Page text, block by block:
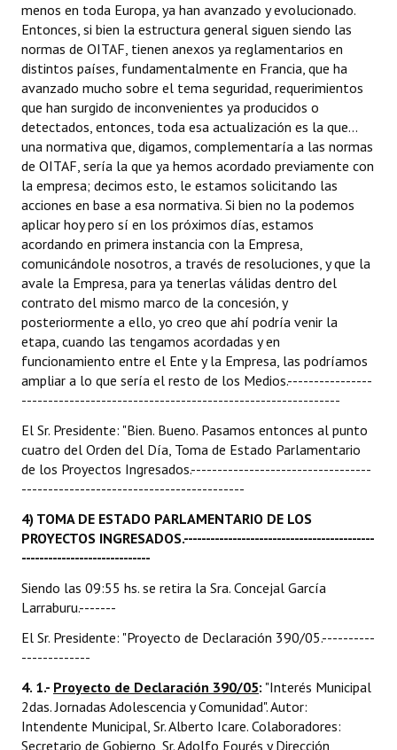
menos en toda Europa, ya han avanzado y evolucionado.
Entonces, si bien la estructura general siguen siendo las
normas de OITAF, tienen anexos ya reglamentarios en
distintos países, fundamentalmente en Francia, que ha
avanzado mucho sobre el tema seguridad, requerimientos
que han surgido de inconvenientes ya producidos o
detectados, entonces, toda esa actualización es la que...
una normativa que, digamos, complementaría a las normas
de OITAF, sería la que ya hemos acordado previamente con
la empresa; decimos esto, le estamos solicitando las
acciones en base a esa normativa. Si bien no la podemos
aplicar hoy pero sí en los próximos días, estamos
acordando en primera instancia con la Empresa,
comunicándole nosotros, a través de resoluciones, y que la
avale la Empresa, para ya tenerlas válidas dentro del
contrato del mismo marco de la concesión, y
posteriormente a ello, yo creo que ahí podría venir la
etapa, cuando las tengamos acordadas y en
funcionamiento entre el Ente y la Empresa, las podríamos
ampliar a lo que sería el resto de los Medios.----------------
------------------------------------------------------------
El Sr. Presidente: "Bien. Bueno. Pasamos entonces al punto
cuatro del Orden del Día, Toma de Estado Parlamentario
de los Proyectos Ingresados.----------------------------------
------------------------------------------
4) TOMA DE ESTADO PARLAMENTARIO DE LOS
PROYECTOS INGRESADOS.-------------------------------------------
-----------------------------
Siendo las 09:55 hs. se retira la Sra. Concejal García
Larraburu.-------
El Sr. Presidente: "Proyecto de Declaración 390/05.----------
-------------
4. 1.- Proyecto de Declaración 390/05: "Interés Municipal
2das. Jornadas Adolescencia y Comunidad". Autor:
Intendente Municipal, Sr. Alberto Icare. Colaboradores:
Secretario de Gobierno, Sr. Adolfo Fourés y Dirección